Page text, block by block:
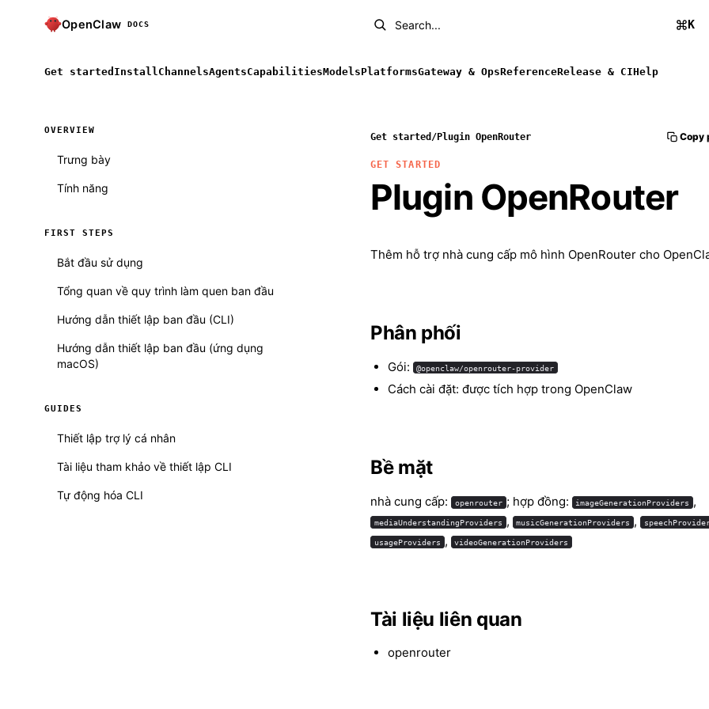
OpenClaw DOCS Search... K
Get started Install ChannelsAgentsCapabilitiesModelsPlatformsGateway & OpsReferenceRelease & CIHelp
OVERVIEW
Trưng bày
Tính năng
FIRST STEPS
Bắt đầu sử dụng
Tổng quan về quy trình làm quen ban đầu
Hướng dẫn thiết lập ban đầu (CLI)
Hướng dẫn thiết lập ban đầu (ứng dụng
macOS)
GUIDES
Thiết lập trợ lý cá nhân
Tài liệu tham khảo về thiết lập CLI
Tự động hóa CLI
Get started /Plugin OpenRouter Copy
GET STARTED
Plugin OpenRouter
Thêm hỗ trợ nhà cung cấp mô hình OpenRouter cho
Phân phối
Gói: @openclaw/openrouter-provider
Cách cài đặt: được tích hợp trong OpenClaw
Bề mặt
nhà cung cấp: openrouter ; hợp đồng: imageGenerationProviders ,
mediaUnderstandingProviders , musicGenerationProviders ,
usageProviders , videoGenerationProviders
Tài liệu liên quan
openrouter